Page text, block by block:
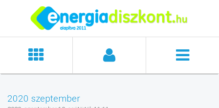
2020 szeptember